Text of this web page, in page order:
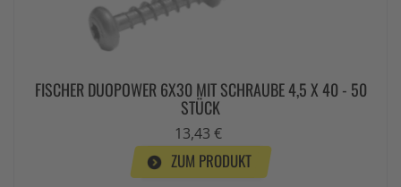
FISCHER DUOPOWER 6X30 MIT SCHRAUBE 4,5 X 40 - 50
STÜCK
13,43 €
ZUM PRODUKT